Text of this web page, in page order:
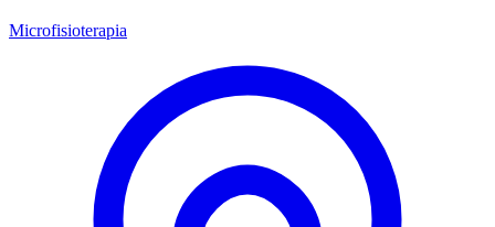
Microfisioterapia